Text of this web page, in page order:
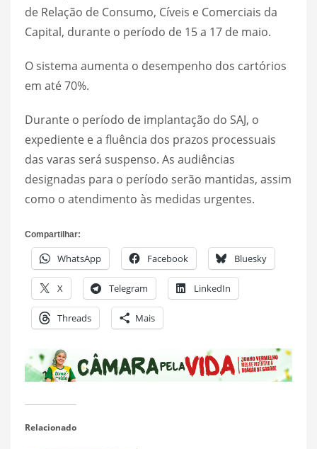
de Relação de Consumo, Cíveis e Comerciais da
Capital, durante o período de 15 a 17 de maio.
O sistema aumenta o desempenho dos cartórios
em até 70%.
Durante o período de implantação do SAJ, o
expediente e a fluência dos prazos processuais
das varas será suspenso. As audiências
designadas para o período serão mantidas, assim
como o atendimento às medidas urgentes.
Compartilhar:
WhatsApp Facebook Bluesky
X Telegram LinkedIn
Threads Mais
Relacionado